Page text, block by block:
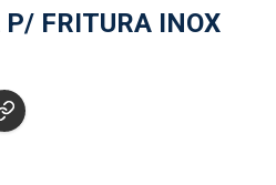
P/ FRITURA INOX